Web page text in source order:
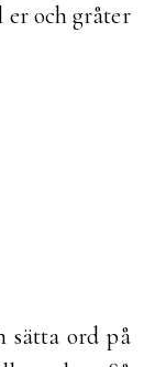
och gråter
sätta ord på